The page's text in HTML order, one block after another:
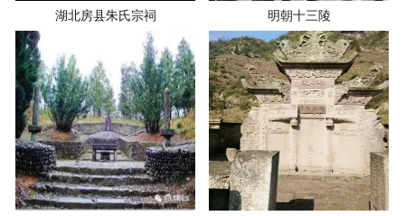
湖北房县朱氏宗祠 明朝十三陵